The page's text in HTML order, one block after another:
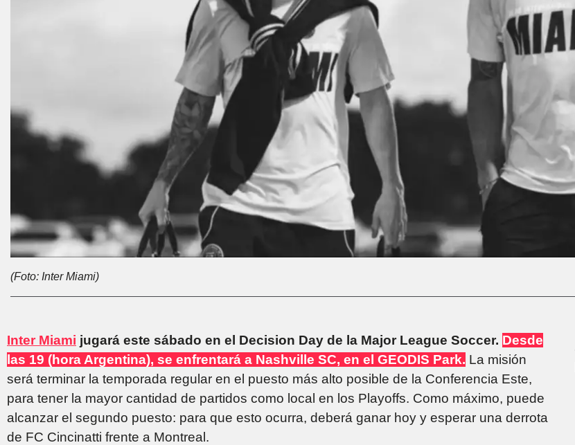
(Foto: Inter Miami)
Inter Miami jugará este sábado en el Decision Day de la Major League Soccer. Desde
las 19 (hora Argentina), se enfrentará a Nashville SC, en el GEODIS Park. La misión
será terminar la temporada regular en el puesto más alto posible de la Conferencia Este,
para tener la mayor cantidad de partidos como local en los Playoffs. Como máximo, puede
alcanzar el segundo puesto: para que esto ocurra, deberá ganar hoy y esperar una derrota
de FC Cincinatti frente a Montreal.